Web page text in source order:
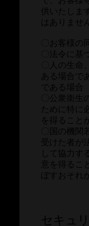
供いたしま
はありませ
〇お客様の
〇法令に基
〇人の生命
ある場合で
である場合
〇公衆衛
ために特に
を得ること
〇国の機
受けた者が
して協力す
意を得るこ
ぼすおそれ
セキュ